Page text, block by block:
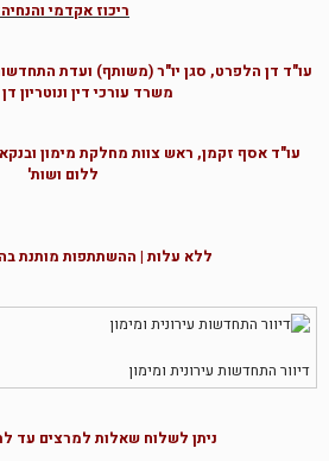
ריכוז אקדמי
עו"ד דן הלפרט, סגן יו"ר (משותף) ועדת
משרד עורכי דין ונוטריון
עו"ד אסף זקמן, ראש צוות מחלקת מימון
ללום ושות'
ללא עלות | ההשתתפות מותנת
דיוור התחדשות עירונית ומימון
ניתן לשלוח שאלות למרצים עד לתאריך